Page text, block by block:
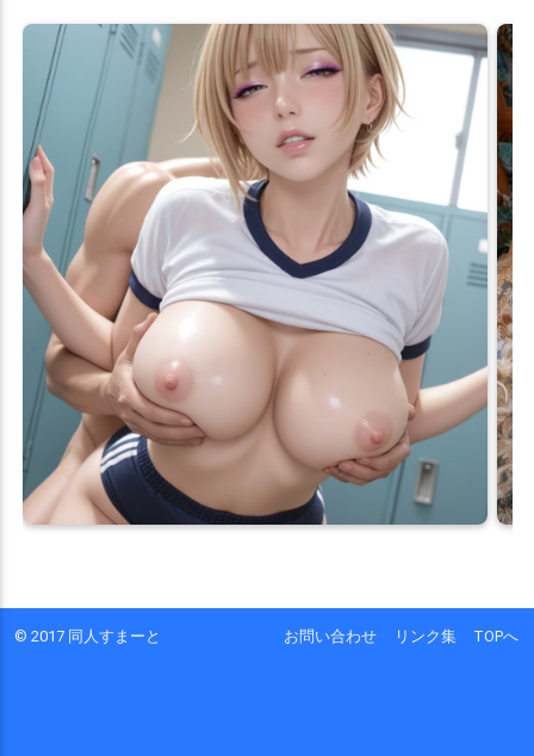
© 2017 同人すまーと TOPへ
リンク集
お問い合わせ